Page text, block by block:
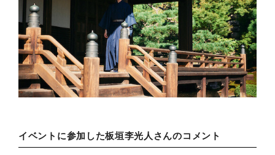
イベントに参加した板垣李光人さんのコメント